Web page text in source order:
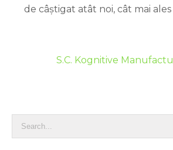
de câștigat atât noi, cât mai
S.C. Kognitive